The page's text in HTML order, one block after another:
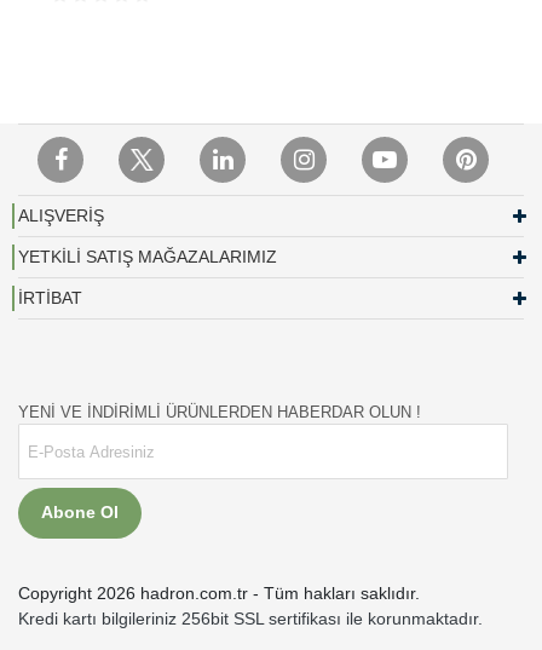
ALIŞVERİŞ
YETKİLİ SATIŞ MAĞAZALARIMIZ
İRTİBAT
YENİ VE İNDİRİMLİ ÜRÜNLERDEN HABERDAR OLUN !
Abone Ol
Copyright 2026 hadron.com.tr - Tüm hakları saklıdır.
Kredi kartı bilgileriniz 256bit SSL sertifikası ile korunmaktadır.